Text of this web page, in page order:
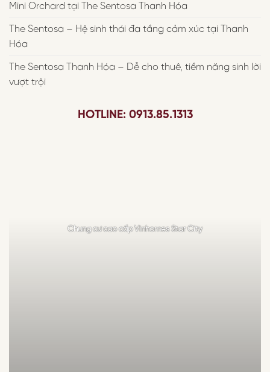
Mini Orchard tại The Sentosa Thanh Hóa
The Sentosa – Hệ sinh thái đa tầng cảm xúc tại Thanh
Hóa
The Sentosa Thanh Hóa – Dễ cho thuê, tiềm năng sinh lời
vượt trội
HOTLINE: 0913.85.1313